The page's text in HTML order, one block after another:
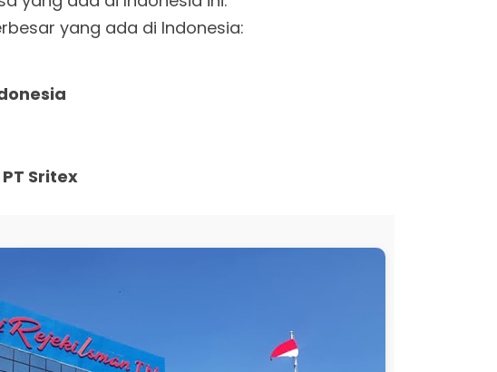
yang ada di Indonesia:
Sritex